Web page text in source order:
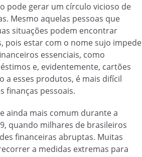
pode gerar um círculo vicioso de
Mesmo aquelas pessoas que
situações podem encontrar
pois estar com o nome sujo impede
essenciais, como
e, evidentemente, cartões
a esses produtos, é mais difícil
finanças pessoais.
ainda mais comum durante a
quando milhares de brasileiros
financeiras abruptas. Muitas
a medidas extremas para